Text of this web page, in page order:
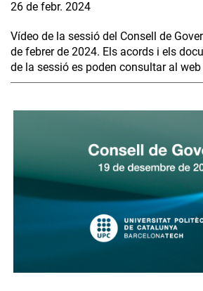
26 de febr. 2024
Vídeo de la sessió del Consell de
de febrer de 2024. Els acords i els
de la sessió es poden consultar al web